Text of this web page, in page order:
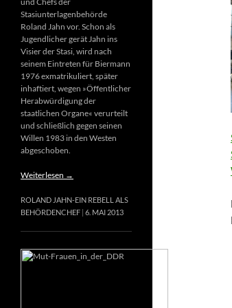
Stasiunterlagenbehörde
Roland Jahn vor. Schon als
Jugendlicher gerät Jahn ins
Visier der Stasi, wird nach
seinem Eintreten für Biermann
1976 exmatrikuliert, später
inhaftiert, wegen »Öffentlicher
Herabwürdigung der
staatlichen Organe« verurteilt
und schließlich gegen seinen
Willen 1983 in den Westen
abgeschoben.
Weiterlesen →
ROLAND JAHN-EIN REBELL ALS
BEHÖRDENCHEF 6. MAI 2013